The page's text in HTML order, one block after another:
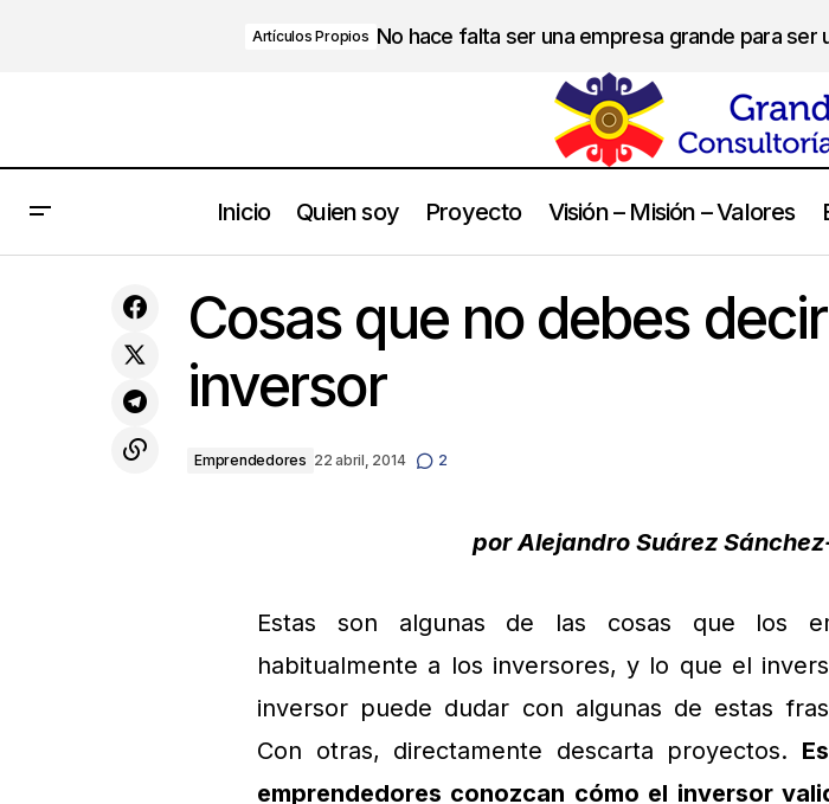
Artículos Propios No hace falta ser una empresa grande para ser
Inicio Quien soy Proyecto Visión – Misión – Valores
Cosas que no
Cosas que no debes
inversor
Emprendedores 22 abril, 2014 2
por Alejandro Suárez
Estas son algunas de las cosas que los
habitualmente a los inversores, y lo que el
inversor puede dudar con algunas de estas
Con otras, directamente descarta proyectos.
emprendedores conozcan cómo el inversor